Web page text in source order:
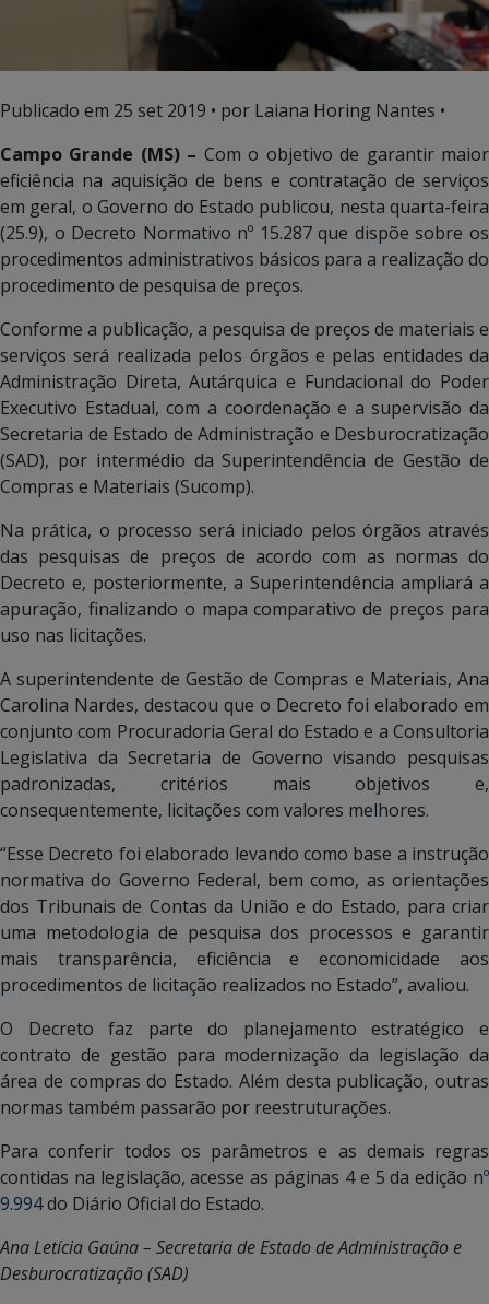
Publicado em 25 set 2019 • por Laiana Horing Nantes •
Campo Grande (MS) – Com o objetivo de garantir maior
eficiência na aquisição de bens e contratação de serviços
em geral, o Governo do Estado publicou, nesta quarta-feira
(25.9), o Decreto Normativo nº 15.287 que dispõe sobre os
procedimentos administrativos básicos para a realização do
procedimento de pesquisa de preços.
Conforme a publicação, a pesquisa de preços de materiais e
serviços será realizada pelos órgãos e pelas entidades da
Administração Direta, Autárquica e Fundacional do Poder
Executivo Estadual, com a coordenação e a supervisão da
Secretaria de Estado de Administração e Desburocratização
(SAD), por intermédio da Superintendência de Gestão de
Compras e Materiais (Sucomp).
Na prática, o processo será iniciado pelos órgãos através
das pesquisas de preços de acordo com as normas do
Decreto e, posteriormente, a Superintendência ampliará a
apuração, finalizando o mapa comparativo de preços para
uso nas licitações.
A superintendente de Gestão de Compras e Materiais, Ana
Carolina Nardes, destacou que o Decreto foi elaborado em
conjunto com Procuradoria Geral do Estado e a Consultoria
Legislativa da Secretaria de Governo visando pesquisas
padronizadas, critérios mais objetivos e,
consequentemente, licitações com valores melhores.
“Esse Decreto foi elaborado levando como base a instrução
normativa do Governo Federal, bem como, as orientações
dos Tribunais de Contas da União e do Estado, para criar
uma metodologia de pesquisa dos processos e garantir
mais transparência, eficiência e economicidade aos
procedimentos de licitação realizados no Estado”, avaliou.
O Decreto faz parte do planejamento estratégico e
contrato de gestão para modernização da legislação da
área de compras do Estado. Além desta publicação, outras
normas também passarão por reestruturações.
Para conferir todos os parâmetros e as demais regras
contidas na legislação, acesse as páginas 4 e 5 da edição nº
9.994do Diário Oficial do Estado.
Ana Letícia Gaúna – Secretaria de Estado de Administração e
Desburocratização (SAD)